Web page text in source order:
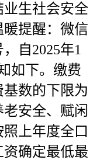
生社会安全
提醒：微信
自2025年1
如下。缴费
基数的下限为
安全、赋闲
上年度全口
确定最低最